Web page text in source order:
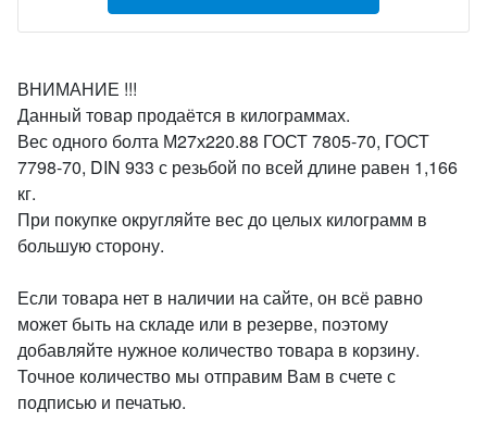
ВНИМАНИЕ !!!
Данный товар продаётся в килограммах.
Вес одного болта М27х220.88 ГОСТ 7805-70, ГОСТ
7798-70, DIN 933 с резьбой по всей длине равен 1,166
кг.
При покупке округляйте вес до целых килограмм в
большую сторону.
Если товара нет в наличии на сайте, он всё равно
может быть на складе или в резерве, поэтому
добавляйте нужное количество товара в корзину.
Точное количество мы отправим Вам в счете с
подписью и печатью.